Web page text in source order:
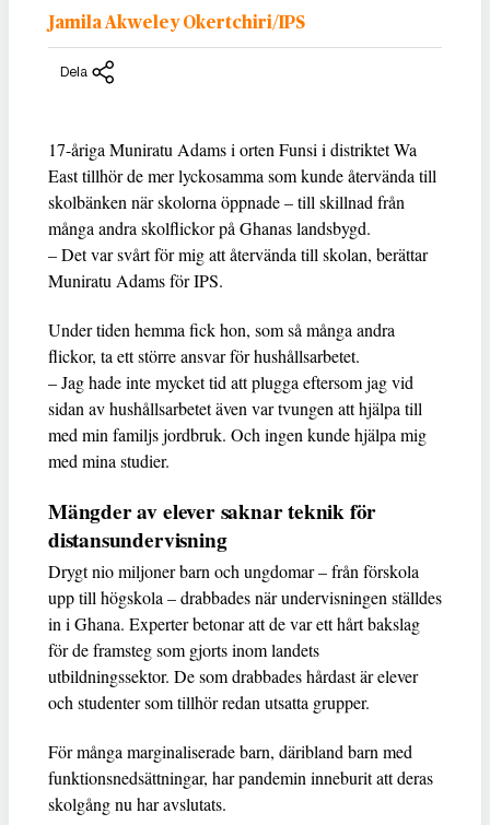
Jamila Akweley Okertchiri/IPS
Dela
17-åriga Muniratu Adams i orten Funsi i distriktet Wa
East tillhör de mer lyckosamma som kunde återvända till
skolbänken när skolorna öppnade – till skillnad från
många andra skolflickor på Ghanas landsbygd.
– Det var svårt för mig att återvända till skolan, berättar
Muniratu Adams för IPS.
Under tiden hemma fick hon, som så många andra
flickor, ta ett större ansvar för hushållsarbetet.
– Jag hade inte mycket tid att plugga eftersom jag vid
sidan av hushållsarbetet även var tvungen att hjälpa till
med min familjs jordbruk. Och ingen kunde hjälpa mig
med mina studier.
Mängder av elever saknar teknik för
distansundervisning
Drygt nio miljoner barn och ungdomar – från förskola
upp till högskola – drabbades när undervisningen ställdes
in i Ghana. Experter betonar att de var ett hårt bakslag
för de framsteg som gjorts inom landets
utbildningssektor. De som drabbades hårdast är elever
och studenter som tillhör redan utsatta grupper.
För många marginaliserade barn, däribland barn med
funktionsnedsättningar, har pandemin inneburit att deras
skolgång nu har avslutats.